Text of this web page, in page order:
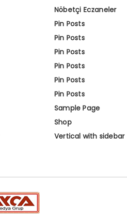
Nöbetçi Eczaneler
Pin Posts
Pin Posts
Pin Posts
Pin Posts
Pin Posts
Pin Posts
Sample Page
Shop
Vertical with sidebar